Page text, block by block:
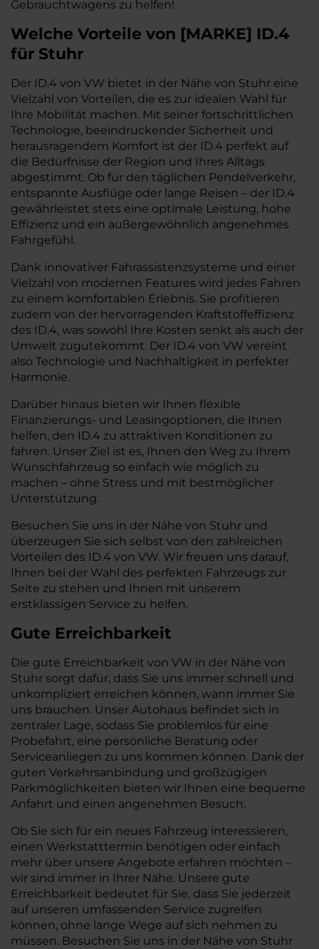
Gebrauchtwagens zu helfen!
Welche Vorteile von [MARKE] ID.4
für Stuhr
Der ID.4 von VW bietet in der Nähe von Stuhr eine
Vielzahl von Vorteilen, die es zur idealen Wahl für
Ihre Mobilität machen. Mit seiner fortschrittlichen
Technologie, beeindruckender Sicherheit und
herausragendem Komfort ist der ID.4 perfekt auf
die Bedürfnisse der Region und Ihres Alltags
abgestimmt. Ob für den täglichen Pendelverkehr,
entspannte Ausflüge oder lange Reisen – der ID.4
gewährleistet stets eine optimale Leistung, hohe
Effizienz und ein außergewöhnlich angenehmes
Fahrgefühl.
Dank innovativer Fahrassistenzsysteme und einer
Vielzahl von modernen Features wird jedes Fahren
zu einem komfortablen Erlebnis. Sie profitieren
zudem von der hervorragenden Kraftstoffeffizienz
des ID.4, was sowohl Ihre Kosten senkt als auch der
Umwelt zugutekommt. Der ID.4 von VW vereint
also Technologie und Nachhaltigkeit in perfekter
Harmonie.
Darüber hinaus bieten wir Ihnen flexible
Finanzierungs- und Leasingoptionen, die Ihnen
helfen, den ID.4 zu attraktiven Konditionen zu
fahren. Unser Ziel ist es, Ihnen den Weg zu Ihrem
Wunschfahrzeug so einfach wie möglich zu
machen – ohne Stress und mit bestmöglicher
Unterstützung.
Besuchen Sie uns in der Nähe von Stuhr und
überzeugen Sie sich selbst von den zahlreichen
Vorteilen des ID.4 von VW. Wir freuen uns darauf,
Ihnen bei der Wahl des perfekten Fahrzeugs zur
Seite zu stehen und Ihnen mit unserem
erstklassigen Service zu helfen.
Gute Erreichbarkeit
Die gute Erreichbarkeit von VW in der Nähe von
Stuhr sorgt dafür, dass Sie uns immer schnell und
unkompliziert erreichen können, wann immer Sie
uns brauchen. Unser Autohaus befindet sich in
zentraler Lage, sodass Sie problemlos für eine
Probefahrt, eine persönliche Beratung oder
Serviceanliegen zu uns kommen können. Dank der
guten Verkehrsanbindung und großzügigen
Parkmöglichkeiten bieten wir Ihnen eine bequeme
Anfahrt und einen angenehmen Besuch.
Ob Sie sich für ein neues Fahrzeug interessieren,
einen Werkstatttermin benötigen oder einfach
mehr über unsere Angebote erfahren möchten –
wir sind immer in Ihrer Nähe. Unsere gute
Erreichbarkeit bedeutet für Sie, dass Sie jederzeit
auf unseren umfassenden Service zugreifen
können, ohne lange Wege auf sich nehmen zu
müssen. Besuchen Sie uns in der Nähe von Stuhr